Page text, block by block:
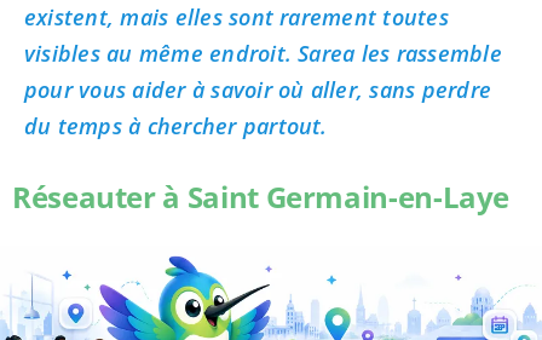
existent, mais elles sont rarement toutes
visibles au même endroit. Sarea les rassemble
pour vous aider à savoir où aller, sans perdre
du temps à chercher partout.
Réseauter à Saint Germain-en-Laye